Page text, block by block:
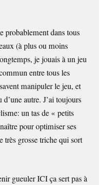
probablement dans tous
(à plus ou moins
je jouais à un jeu
entre tous les
manipuler le jeu, et
autre. J’ai toujours
un tas de « petits
pour optimiser ses
très grosse triche qui sort
gueuler ICI ça sert pas à